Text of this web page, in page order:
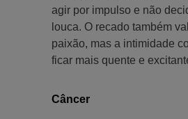
agir por impulso e não
louca. O recado também
paixão, mas a intimidade
ficar mais quente e
Câncer